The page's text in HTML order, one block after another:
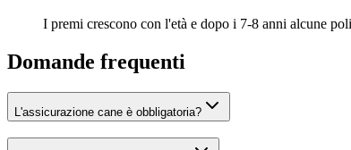
I premi crescono con l'età e dopo i 7-8 anni alcune
Domande frequenti
L'assicurazione cane è obbligatoria?